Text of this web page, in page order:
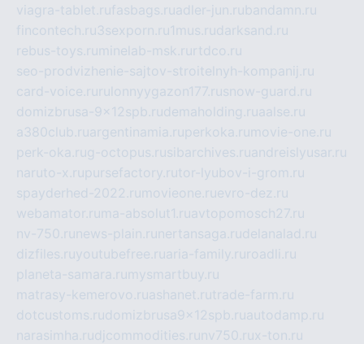
viagra-tablet.rufasbags.ruadler-jun.rubandamn.ru
fincontech.ru3sexporn.ru1mus.rudarksand.ru
rebus-toys.ru minelab-msk.ru rtdco.ru
seo-prodvizhenie-sajtov-stroitelnyh-kompanij.ru
card-voice.ru rulonnyygazon177.rusnow-guard.ru
domizbrusa-9x12spb.rudemaholding.ruaalse.ru
a380club.ruargentinamia.ruperkoka.ru movie-one.ru
perk-oka.rug-octopus.rusibarchives.ruandreislyusar.ru
naruto-x.rupursefactory.rutor-lyubov-i-grom.ru
spayderhed-2022.ru movieone.ruevro-dez.ru
webamator.ru ma-absolut1.ruavtopomosch27.ru
nv-750.ru news-plain.ru nertansaga.rudelanalad.ru
dizfiles.ruyoutubefree.ruaria-family.ru roadli.ru
planeta-samara.ru mysmartbuy.ru
matrasy-kemerovo.ruashanet.rutrade-farm.ru
dotcustoms.rudomizbrusa9x12spb.ruautodamp.ru
narasimha.rudjcommodities.ru nv750.rux-ton.ru